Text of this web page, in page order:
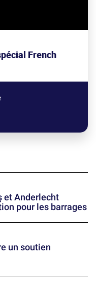
French
et Anderlecht
pour les barrages
un soutien